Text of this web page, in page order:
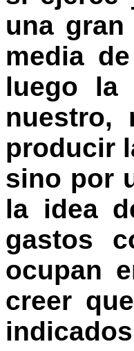
una
media
luego la
nuestro,
producir
sino por
la idea
gastos
ocupan
creer